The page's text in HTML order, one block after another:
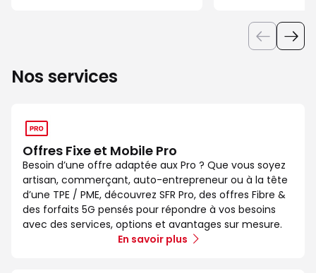
Nos services
Offres Fixe et Mobile Pro
Besoin d’une offre adaptée aux Pro ? Que vous soyez
artisan, commerçant, auto-entrepreneur ou à la tête
d’une TPE / PME, découvrez SFR Pro, des offres Fibre &
des forfaits 5G pensés pour répondre à vos besoins
avec des services, options et avantages sur mesure.
En savoir plus